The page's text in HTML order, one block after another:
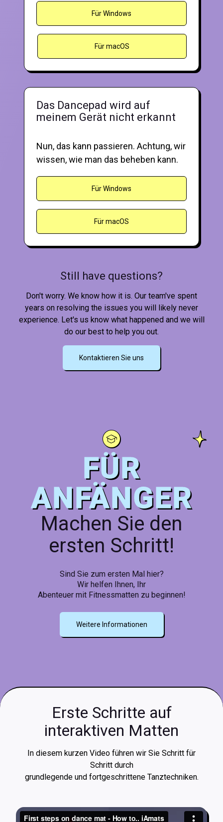
Für Windows
Für macOS
Das Dancepad wird auf
meinem Gerät nicht erkannt
Nun, das kann passieren. Achtung, wir
wissen, wie man das beheben kann.
Für Windows
Für macOS
Still have questions?
Don't worry. We know how it is. Our team've spent
years on resolving the issues you will likely never
experience. Let's us know what happened and we will
do our best to help you out.
Kontaktieren Sie uns
FÜR
ANFÄNGER
Machen Sie den
ersten Schritt!
Sind Sie zum ersten Mal hier?
Wir helfen Ihnen, Ihr
Abenteuer mit Fitnessmatten zu beginnen!
Weitere Informationen
Erste Schritte auf
interaktiven Matten
In diesem kurzen Video führen wir Sie Schritt für
Schritt durch
grundlegende und fortgeschrittene Tanztechniken.